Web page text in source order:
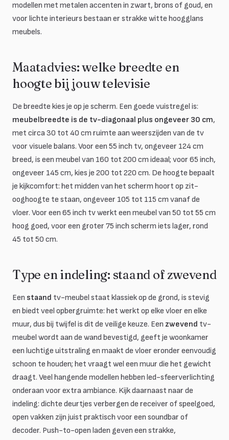
modellen met metalen accenten in zwart, brons of goud, en
voor lichte interieurs bestaan er strakke witte hoogglans
meubels.
Maatadvies: welke breedte en
hoogte bij jouw televisie
De breedte kies je op je scherm. Een goede vuistregel is:
meubelbreedte is de tv-diagonaal plus ongeveer 30 cm,
met circa 30 tot 40 cm ruimte aan weerszijden van de tv
voor visuele balans. Voor een 55 inch tv, ongeveer 124 cm
breed, is een meubel van 160 tot 200 cm ideaal; voor 65 inch,
ongeveer 145 cm, kies je 200 tot 220 cm. De hoogte bepaalt
je kijkcomfort: het midden van het scherm hoort op zit-
ooghoogte te staan, ongeveer 105 tot 115 cm vanaf de
vloer. Voor een 65 inch tv werkt een meubel van 50 tot 55 cm
hoog goed, voor een groter 75 inch scherm iets lager, rond
45 tot 50 cm.
Type en indeling: staand of zwevend
Een staand tv-meubel staat klassiek op de grond, is stevig
en biedt veel opbergruimte: het werkt op elke vloer en elke
muur, dus bij twijfel is dit de veilige keuze. Een zwevend tv-
meubel wordt aan de wand bevestigd, geeft je woonkamer
een luchtige uitstraling en maakt de vloer eronder eenvoudig
schoon te houden; het vraagt wel een muur die het gewicht
draagt. Veel hangende modellen hebben led-sfeerverlichting
onderaan voor extra ambiance. Kijk daarnaast naar de
indeling: dichte deurtjes verbergen de receiver of speelgoed,
open vakken zijn juist praktisch voor een soundbar of
decoder. Push-to-open laden geven een strakke,